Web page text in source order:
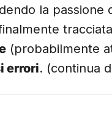
la passione
(probabilmente
errori. (continua